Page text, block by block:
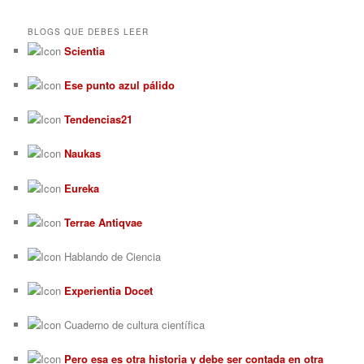
BLOGS QUE DEBES LEER
Scientia
Ese punto azul pálido
Tendencias21
Naukas
Eureka
Terrae Antiqvae
Hablando de Ciencia
Experientia Docet
Cuaderno de cultura científica
Pero esa es otra historia y debe ser contada en otra